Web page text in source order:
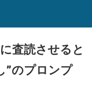
査読させると
”のプロンプ